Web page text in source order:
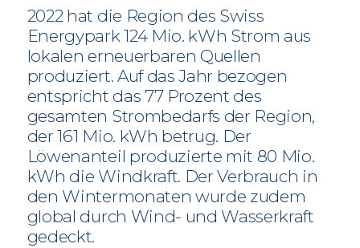
2022 hat die Region des Swiss
Energypark 124 Mio. kWh Strom aus
lokalen erneuerbaren Quellen
produziert. Auf das Jahr bezogen
entspricht das 77 Prozent des
gesamten Strombedarfs der Region,
der 161 Mio. kWh betrug. Der
Löwenanteil produzierte mit 80 Mio.
kWh die Windkraft. Der Verbrauch in
den Wintermonaten wurde zudem
global durch Wind- und Wasserkraft
gedeckt.